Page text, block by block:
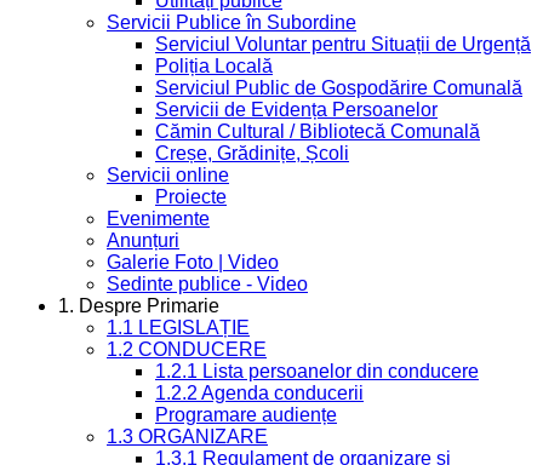
Servicii Publice în Subordine
Serviciul Voluntar pentru Situații de Urgență
Poliția Locală
Serviciul Public de Gospodărire Comunală
Servicii de Evidența Persoanelor
Cămin Cultural / Bibliotecă Comunală
Creșe, Grădinițe, Școli
Servicii online
Proiecte
Evenimente
Anunțuri
Galerie Foto | Video
Sedinte publice - Video
1. Despre Primarie
1.1 LEGISLAȚIE
1.2 CONDUCERE
1.2.1 Lista persoanelor din conducere
1.2.2 Agenda conducerii
Programare audiențe
1.3 ORGANIZARE
1.3.1 Regulament de organizare și